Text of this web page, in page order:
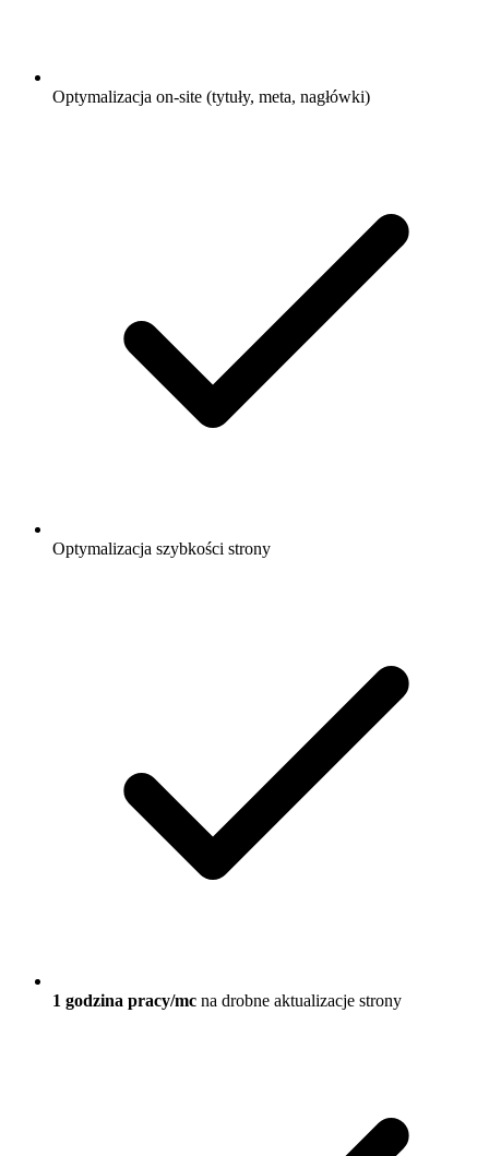
Optymalizacja on-site (tytuły, meta, nagłówki)
Optymalizacja szybkości strony
1 godzina pracy/mc na drobne aktualizacje strony